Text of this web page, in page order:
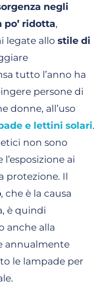
negli
ridotta,
legate allo stile di
tutto l’anno ha
persone di
donne, all’uso
e lettini solari.
non sono
ai
protezione. Il
, che è la causa
è quindi
anche alla
annualmente
le lampade per